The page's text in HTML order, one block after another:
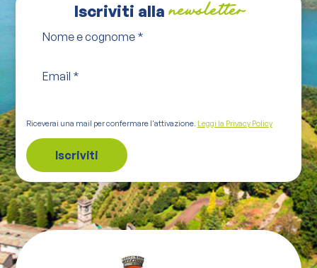
Iscriviti alla newsletter
Nome e cognome *
Email *
Riceverai una mail per confermare l'attivazione. Leggi la Privacy Policy